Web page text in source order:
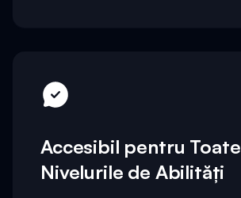
Accesibil pentru Toate
Nivelurile de Abilități